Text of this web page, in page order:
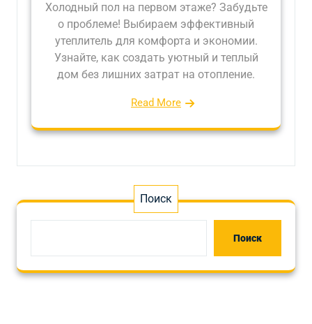
Холодный пол на первом этаже? Забудьте
о проблеме! Выбираем эффективный
утеплитель для комфорта и экономии.
Узнайте, как создать уютный и теплый
дом без лишних затрат на отопление.
Read More
Поиск
Поиск